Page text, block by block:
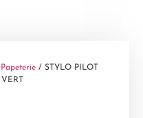
Papeterie / STYLO PILOT